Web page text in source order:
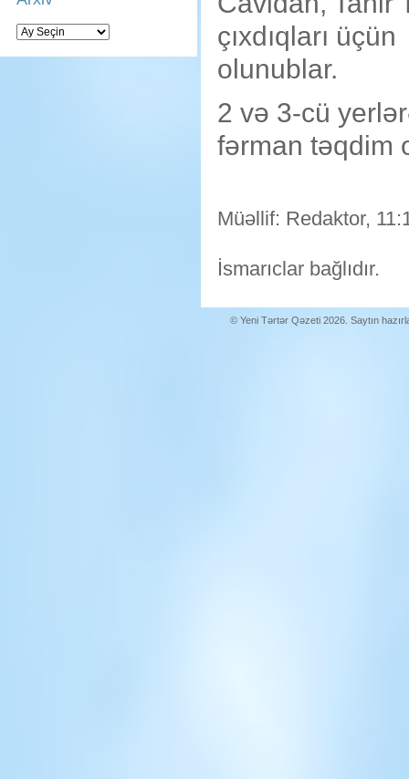
Arxiv
çıxdıqları
olunublar.
2 və 3-cü
fərman təqdim
Müəllif: Redaktor,
İsmarıclar bağlıdır.
© Yeni Tərtər Qəzeti 2026. Saytın